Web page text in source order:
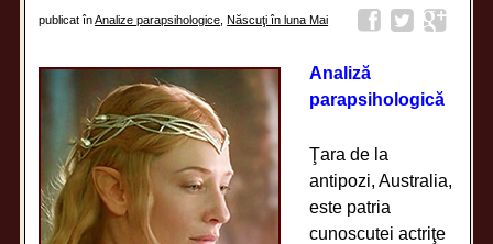
publicat înAnalize parapsihologice ,Născuţi în luna Mai
Analiză
parapsihologică
Ţara de la
antipozi, Australia,
este patria
cunoscutei actriţe